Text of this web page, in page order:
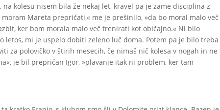
kolesu nisem bila že nekaj let, kravel pa je zame disciplina z
Mareta prepričati,« me je prešinilo, »da bo moral malo več
ker bom morala malo več trenirati kot običajno.« Ni bilo
letos, mi je uspelo dobiti zeleno luč doma. Potem pa je bilo treba
za polovičko v štirih mesecih, če nimaš nič kolesa v nogah in ne
je bil prepričan Igor, »plavanje itak ni problem, ker tam